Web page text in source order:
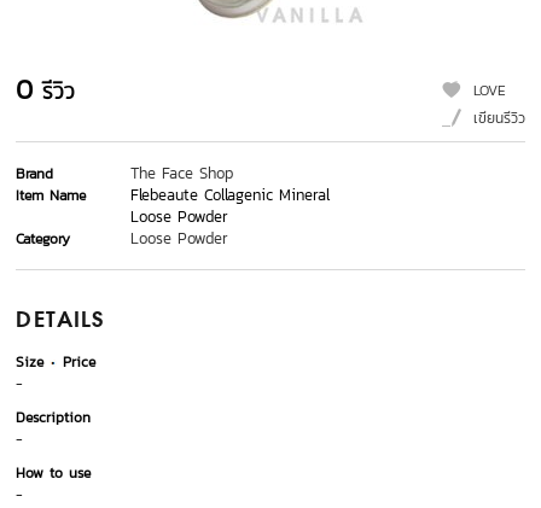
0 รีวิว
LOVE
เขียนรีวิว
Brand The Face Shop
Item Name
Flebeaute Collagenic Mineral
Loose Powder
Category Loose Powder
DETAILS
Size
Price
-
Description
-
How to use
-